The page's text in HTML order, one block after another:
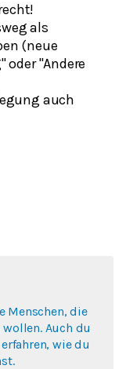
als
(neue
oder "Andere
auch
Menschen, die
Auch du
wie du